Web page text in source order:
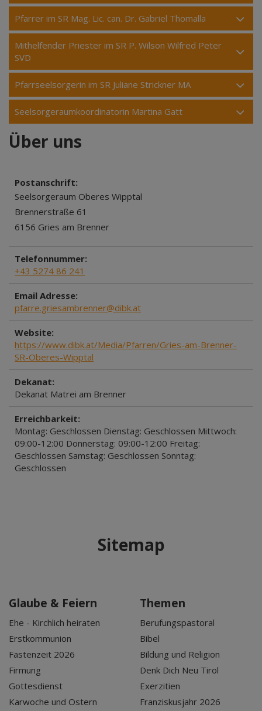
Pfarrer im SR Mag. Lic. can. Dr. Gabriel Thomalla
Mithelfender Priester im SR P. Wilson Wilfred Peter
SVD
Pfarrseelsorgerin im SR Juliane Strickner MA
Seelsorgeraumkoordinatorin Martina Gatt
Über uns
Postanschrift:
Seelsorgeraum Oberes Wipptal
Brennerstraße 61
6156 Gries am Brenner
Telefonnummer:
+43 5274 86 241
Email Adresse:
pfarre.griesambrenner@dibk.at
Website:
https://www.dibk.at/Media/Pfarren/Gries-am-Brenner-
SR-Oberes-Wipptal
Dekanat:
Dekanat Matrei am Brenner
Erreichbarkeit:
Montag: Geschlossen Dienstag: Geschlossen Mittwoch:
09:00-12:00 Donnerstag: 09:00-12:00 Freitag:
Geschlossen Samstag: Geschlossen Sonntag:
Geschlossen
Sitemap
Glaube & Feiern
Ehe - Kirchlich heiraten
Erstkommunion
Fastenzeit 2026
Firmung
Gottesdienst
Karwoche und Ostern
Themen
Berufungspastoral
Bibel
Bildung und Religion
Denk Dich Neu Tirol
Exerzitien
Franziskusjahr 2026